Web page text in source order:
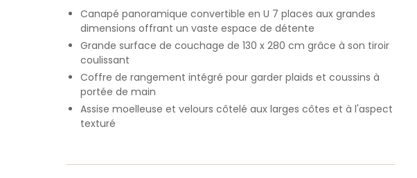
Canapé panoramique convertible en U 7 places aux grandes
dimensions offrant un vaste espace de détente
Grande surface de couchage de 130 x 280 cm grâce à son tiroir
coulissant
Coffre de rangement intégré pour garder plaids et coussins à
portée de main
Assise moelleuse et velours côtelé aux larges côtes et à l'aspect
texturé